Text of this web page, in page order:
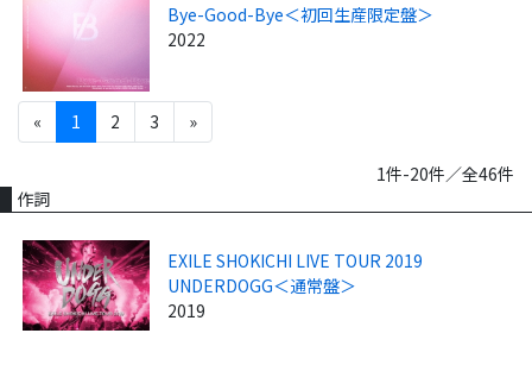
Bye-Good-Bye＜初回生産限定盤＞
2022
« 1 2 3 »
1件-20件／全46件
作詞
EXILE SHOKICHI LIVE TOUR 2019
UNDERDOGG＜通常盤＞
2019